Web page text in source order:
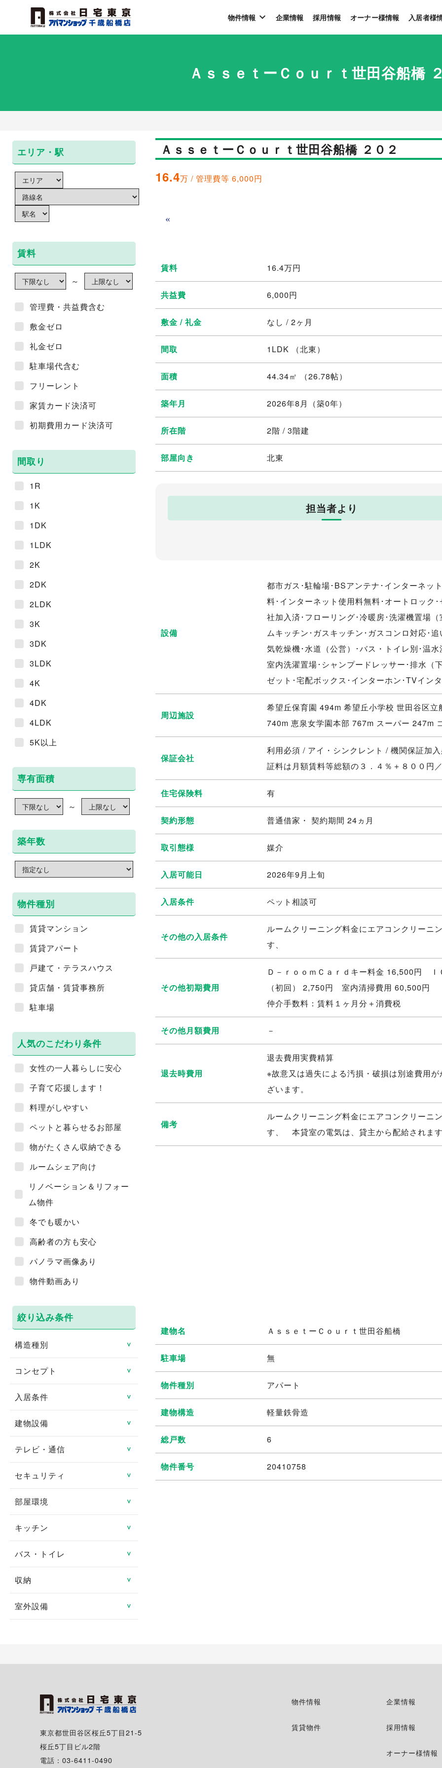
物件情報 企業情報 採用情報 オーナー様情報 入居者様
ＡｓｓｅｔーＣｏｕｒｔ世田谷船橋
エリア・駅
賃料
～
管理費・共益費含む
敷金ゼロ
礼金ゼロ
駐車場代含む
フリーレント
家賃カード決済可
初期費用カード決済可
間取り
1R
1K
1DK
1LDK
2K
2DK
2LDK
3K
3DK
3LDK
4K
4DK
4LDK
5K以上
専有面積
～
築年数
物件種別
賃貸マンション
賃貸アパート
戸建て・テラスハウス
貸店舗・賃貸事務所
駐車場
人気のこだわり条件
女性の一人暮らしに安心
子育て応援します！
料理がしやすい
ペットと暮らせるお部屋
物がたくさん収納できる
ルームシェア向け
リノベーション＆リフォー
ム物件
冬でも暖かい
高齢者の方も安心
パノラマ画像あり
物件動画あり
絞り込み条件
構造種別 ＞
鉄骨造
鉄筋コンクリート造
鉄骨鉄筋コンクリート造
軽量鉄骨造
木造
コンセプト ＞
リノベーション物件
リフォーム済み
日当たり良好
閑静な住宅街
タイル貼り
デザイナーズ賃貸物件
分譲賃貸
入居条件 ＞
即入居可
ペット相談可
連帯保証人不要
女性限定
ルームシェア可
高齢者向け
建物設備 ＞
エレベータ
バリアフリー
ゴミ集積場
宅配ボックス
オール電化
テレビ・通信 ＞
CATV
CSアンテナ
インターネット対応
地デジ対応TV付
光ファイバー
セキュリティ ＞
TVインターフォン
オートロック
24時間緊急対応
管理人あり
部屋環境 ＞
フローリング
ロフト
エアコン
1階
角部屋
バルコニー・ベランダ
出窓
南向き
キッチン ＞
システムキッチン
ＩＨクッキングヒータ
コンロ2口以上
ディスポーザー
バス・トイレ ＞
室内洗濯機置き場
追い焚き
温水洗浄暖房便座
浴室換気乾燥機
収納 ＞
トランクルーム
ウォークインクローゼッ
ト
室外設備 ＞
バイク置き場
ＡｓｓｅｔーＣｏｕｒｔ世田谷船橋 ２０２
16.4万 / 管理費等 6,000円
«
賃料 16.4万円
共益費 6,000円
敷金 / 礼金 なし / 2ヶ月
間取 1LDK （北東）
面積 44.34㎡ （26.78帖）
築年月 2026年8月（築0年）
所在階 2階 / 3階建
部屋向き 北東
担当者より
設備
都市ガス･駐輪場･BSアンテナ･インターネッ
料･インターネット使用料無料･オートロック
社加入済･フローリング･冷暖房･洗濯機置場（
ムキッチン･ガスキッチン･ガスコンロ対応･
気乾燥機･水道（公営）･バス・トイレ別･温水
室内洗濯置場･シャンプードレッサー･排水（
ゼット･宅配ボックス･インターホン･TVイン
周辺施設
希望丘保育園 494m 希望丘小学校 世田谷区立
740m 恵泉女学園本部 767m スーパー 247m
保証会社
利用必須 / アイ・シンクレント / 機関保証加
証料は月額賃料等総額の３．４％＋８００円
住宅保険料 有
契約形態 普通借家・ 契約期間 24ヵ月
取引態様 媒介
入居可能日 2026年9月上旬
入居条件 ペット相談可
その他の入居条件
ルームクリーニング料金にエアコンクリーニ
す、
その他初期費用
Ｄ－ｒｏｏｍＣａｒｄキー料金 16,500円 Ｉ
（初回） 2,750円 室内清掃費用 60,500円
仲介手数料：賃料１ヶ月分＋消費税
その他月額費用 －
退去時費用
退去費用実費精算
※故意又は過失による汚損・破損は別途費用
ざいます。
備考
ルームクリーニング料金にエアコンクリーニ
す、 本貸室の電気は、貸主から配給されます
建物名 ＡｓｓｅｔーＣｏｕｒｔ世田谷船橋
駐車場 無
物件種別 アパート
建物構造 軽量鉄骨造
総戸数 6
物件番号 20410758
東京都世田谷区桜丘5丁目21-5
桜丘5丁目ビル2階
電話：03-6411-0490
物件情報
賃貸物件
企業情報
採用情報
オーナー様情報